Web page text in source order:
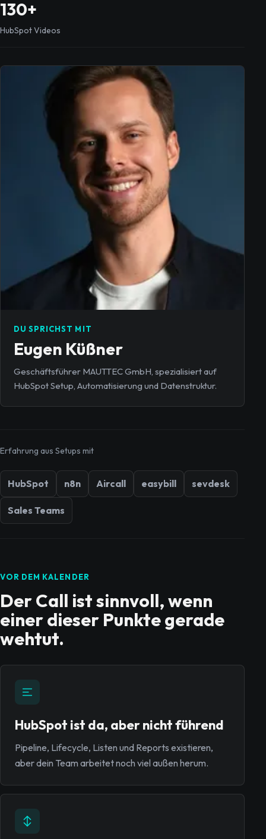
130+
HubSpot Videos
DU SPRICHST MIT
Eugen Küßner
Geschäftsführer MAUTTEC GmbH, spezialisiert auf
HubSpot Setup, Automatisierung und Datenstruktur.
Erfahrung aus Setups mit
HubSpot n8n Aircall easybill sevdesk
Sales Teams
VOR DEM KALENDER
Der Call ist sinnvoll, wenn
einer dieser Punkte gerade
wehtut.
HubSpot ist da, aber nicht führend
Pipeline, Lifecycle, Listen und Reports existieren,
aber dein Team arbeitet noch viel außen herum.